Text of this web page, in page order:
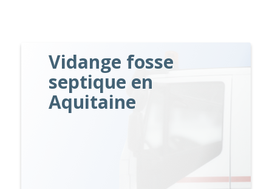
Vidange fosse
septique en
Aquitaine